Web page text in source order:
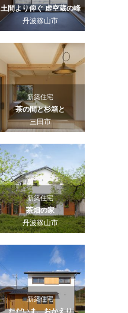
土間より仰ぐ 虚空蔵の峰
丹波篠山市
新築住宅
茶の間と杉箱と
三田市
新築住宅
茶畑の家
丹波篠山市
新築住宅
ただいま、おかえり